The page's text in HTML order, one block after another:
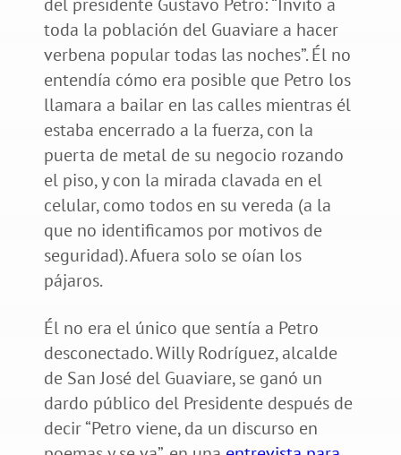
toda la población del Guaviare a hacer
verbena popular todas las noches”. Él no
entendía cómo era posible que Petro los
llamara a bailar en las calles mientras él
estaba encerrado a la fuerza, con la
puerta de metal de su negocio rozando
el piso, y con la mirada clavada en el
celular, como todos en su vereda (a la
que no identificamos por motivos de
seguridad). Afuera solo se oían los
pájaros.
Él no era el único que sentía a Petro
desconectado. Willy Rodríguez, alcalde
de San José del Guaviare, se ganó un
dardo público del Presidente después de
decir “Petro viene, da un discurso en